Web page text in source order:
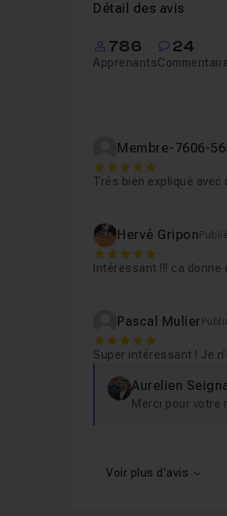
Détail des avis
786
Apprenants
24
Membre-7606-
5
Trés bien expliqué
Hervé Gripon
5
Intéressant !!! ca
Pascal Mulier
5
Super intéressant ! Je
Aurelien
Merci pour votre
Voir plus d'avis